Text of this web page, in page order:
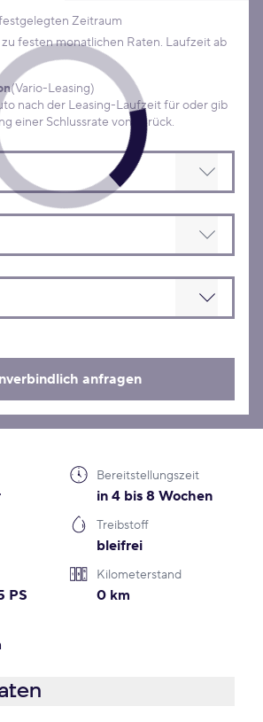
Zeitraum
festen monatlichen Raten. Laufzeit ab
(Vario-Leasing)
der Leasing-Laufzeit für oder gib
es nach Zahlung einer Schlussrate von zurück.
anfragen
Bereitstellungszeit
in 4 bis 8 Wochen
Treibstoff
bleifrei
PS
Kilometerstand
0 km